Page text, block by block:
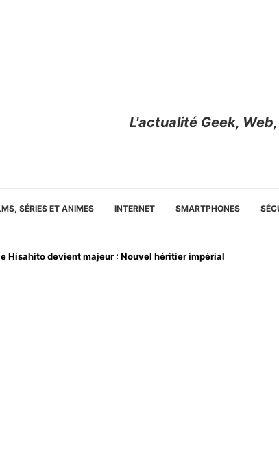
L'actualité Geek,
SÉRIES ET ANIMES INTERNET SMARTPHONES
Hisahito devient majeur : Nouvel héritier impérial